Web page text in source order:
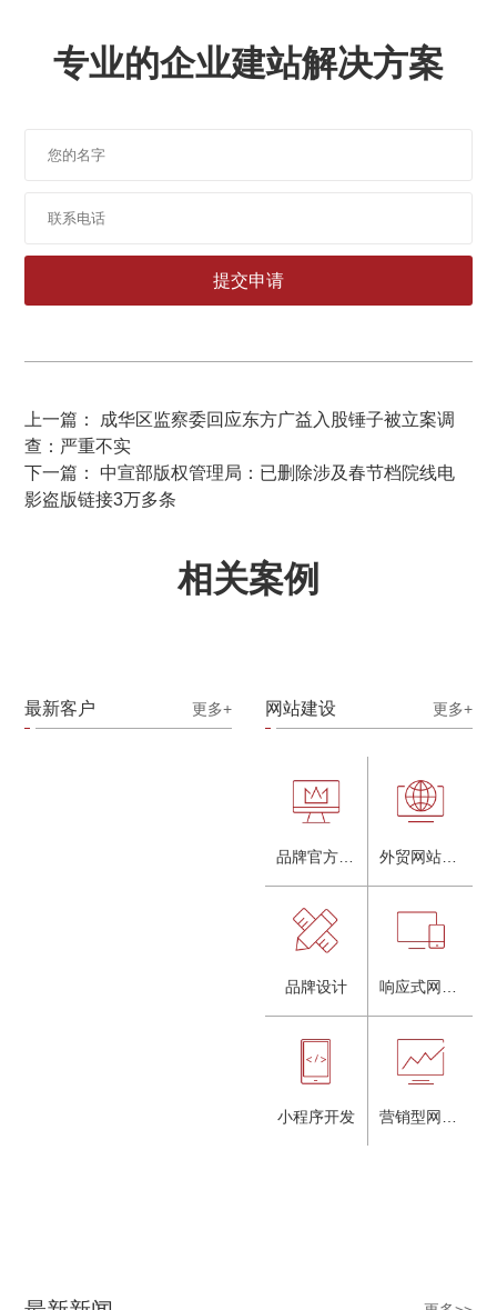
专业的企业建站解决方案
上一篇： 成华区监察委回应东方广益入股锤子被立案调
查：严重不实
下一篇： 中宣部版权管理局：已删除涉及春节档院线电
影盗版链接3万多条
相关案例
最新客户 更多+ 网站建设 更多+
品牌设计
小程序开发